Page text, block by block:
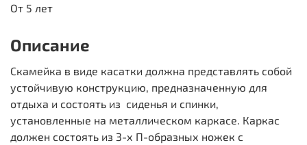
От 5 лет
Описание
Скамейка в виде касатки должна представлять собой
устойчивую конструкцию, предназначенную для
отдыха и состоять из сиденья и спинки,
установленные на металлическом каркасе. Каркас
должен состоять из 3-х П-образных ножек с